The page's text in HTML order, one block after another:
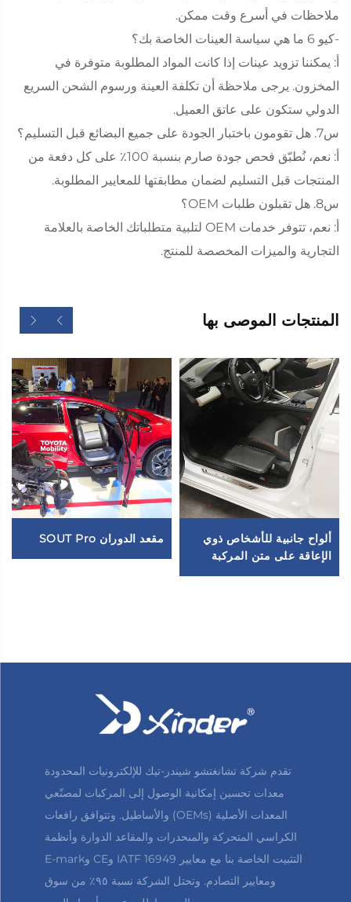
ملاحظات في أسرع وقت ممكن.
-كيو 6 ما هي سياسة العينات الخاصة بك؟
أ: يمكننا تزويد عينات إذا كانت المواد المطلوبة متوفرة في
المخزون. يرجى ملاحظة أن تكلفة العينة ورسوم الشحن السريع
الدولي ستكون على عاتق العميل.
س7. هل تقومون باختبار الجودة على جميع البضائع قبل التسليم؟
أ: نعم، نُطبّق فحص جودة صارم بنسبة 100٪ على كل دفعة من
المنتجات قبل التسليم لضمان مطابقتها للمعايير المطلوبة.
س8. هل تقبلون طلبات OEM؟
أ: نعم، تتوفر خدمات OEM لتلبية متطلباتك الخاصة بالعلامة
التجارية والميزات المخصصة للمنتج.
المنتجات الموصى بها
ألواح جانبية للأشخاص ذوي
الإعاقة على متن المركبة
مقعد الدوران SOUT Pro
تقدم شركة تشانغتشو شيندر-تيك للإلكترونيات المحدودة
معدات تحسين إمكانية الوصول إلى المركبات لمصنّعي
المعدات الأصلية (OEMs) والأساطيل. وتتوافق رافعات
الكراسي المتحركة والمنحدرات والمقاعد الدوارة وأنظمة
التثبيت الخاصة بنا مع معايير IATF 16949 وCE وE-mark
ومعايير التصادم. وتحتل الشركة نسبة ٩٥٪ من سوق